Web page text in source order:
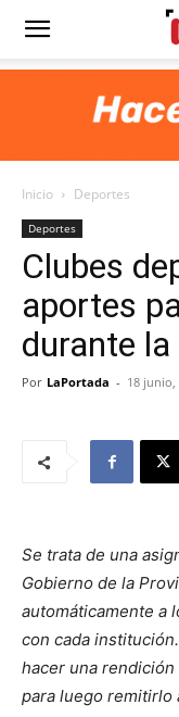
Diario
Portada
Inicio Deportes
Deportes
Clubes
aportes
durante
Por LaPortada - 18 junio,
Se trata de una
Gobierno de la
automáticamente a
con cada
hacer una
para luego remitirlo